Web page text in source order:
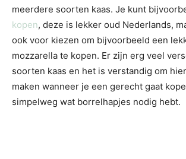
meerdere soorten kaas. Je kunt
kopen, deze is lekker oud Nederlands,
ook voor kiezen om bijvoorbeeld een
mozzarella te kopen. Er zijn erg veel
soorten kaas en het is verstandig om
maken wanneer je een gerecht gaat
simpelweg wat borrelhapjes nodig hebt.